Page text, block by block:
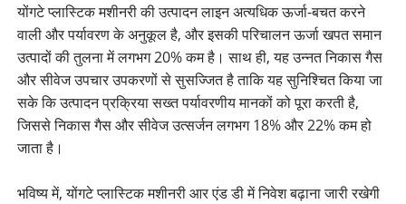
योंगटे प्लास्टिक मशीनरी की उत्पादन लाइन अत्यधिक ऊर्जा-बचत करने
वाली और पर्यावरण के अनुकूल है, और इसकी परिचालन ऊर्जा खपत समान
उत्पादों की तुलना में लगभग 20% कम है। साथ ही, यह उन्नत निकास गैस
और सीवेज उपचार उपकरणों से सुसज्जित है ताकि यह सुनिश्चित किया जा
सके कि उत्पादन प्रक्रिया सख्त पर्यावरणीय मानकों को पूरा करती है,
जिससे निकास गैस और सीवेज उत्सर्जन लगभग 18% और 22% कम हो
जाता है।
भविष्य में, योंगटे प्लास्टिक मशीनरी आर एंड डी में निवेश बढ़ाना जारी रखेगी